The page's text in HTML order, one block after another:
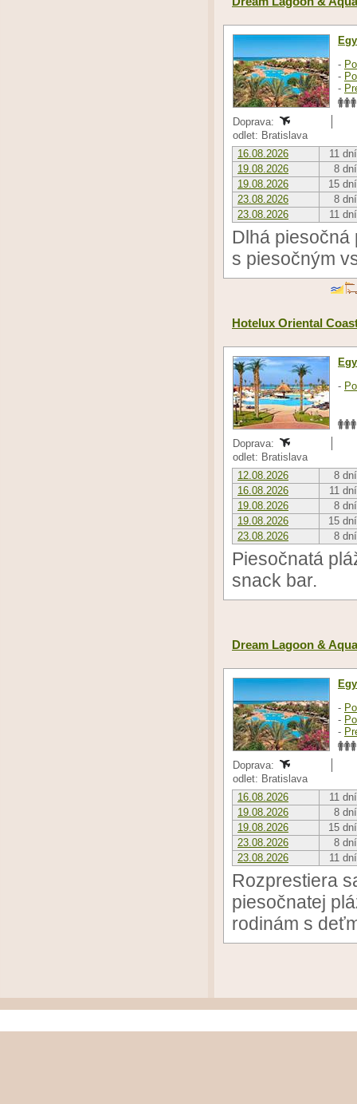
-
-
-
Doprava:
odlet: Bratislava
16.08.2026
11 dní
19.08.2026
8 dní
19.08.2026
15 dní
23.08.2026
8 dní
23.08.2026
11 dní
Dlhá piesočná
s piesočným
Hotelux Oriental
-
Doprava:
odlet: Bratislava
12.08.2026
8 dní
16.08.2026
11 dní
19.08.2026
8 dní
19.08.2026
15 dní
23.08.2026
8 dní
Piesočnatá
snack bar.
Dream Lagoon &
-
-
-
Doprava:
odlet: Bratislava
16.08.2026
11 dní
19.08.2026
8 dní
19.08.2026
15 dní
23.08.2026
8 dní
23.08.2026
11 dní
Rozprestiera
piesočnatej
rodinám s